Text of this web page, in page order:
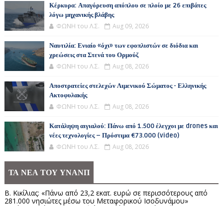
Κέρκυρα: Απαγόρευση απόπλου σε πλοίο με 26 επιβάτες
λόγω μηχανικής βλάβης
ΦΩΝΗ του Λ.Σ. Aug 09, 2026
Ναυτιλία: Ενιαίο «όχι» των εφοπλιστών σε διόδια και
χρεώσεις στα Στενά του Ορμούζ
ΦΩΝΗ του Λ.Σ. Aug 08, 2026
Αποστρατείες στελεχών Λιμενικού Σώματος - Ελληνικής
Ακτοφυλακής
ΦΩΝΗ του Λ.Σ. Aug 08, 2026
Κατάληψη αιγιαλού: Πάνω από 1.500 έλεγχοι με drones και
νέες τεχνολογίες – Πρόστιμα €73.000 (video)
ΦΩΝΗ του Λ.Σ. Aug 08, 2026
ΤΑ ΝΕΑ ΤΟΥ ΥΝΑΝΠ
Β. Κικίλιας: «Πάνω από 23,2 εκατ. ευρώ σε περισσότερους από
281.000 νησιώτες μέσω του Μεταφορικού Ισοδυνάμου»